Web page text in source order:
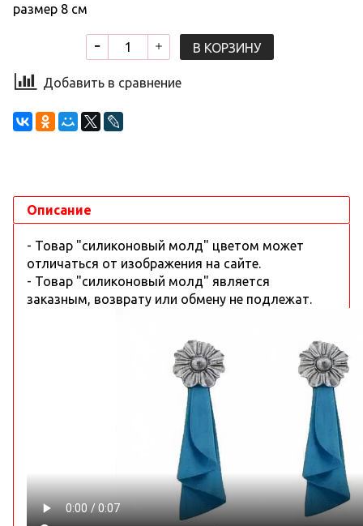
размер 8 см
В КОРЗИНУ
Добавить в сравнение
Описание
- Товар "силиконовый молд" цветом может
отличаться от изображения на сайте.
- Товар "силиконовый молд" является
заказным, возврату или обмену не подлежат.